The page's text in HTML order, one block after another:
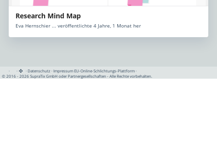
Research Mind Map
Eva Hernschier ... veröffentlichte 4 Jahre, 1 Monat her
· · ·Datenschutz·Impressum EU-Online-Schlichtungs-Plattform·
© 2016 - 2026 SupraTix GmbH oder Partnergesellschaften - Alle Rechte vorbehalten.